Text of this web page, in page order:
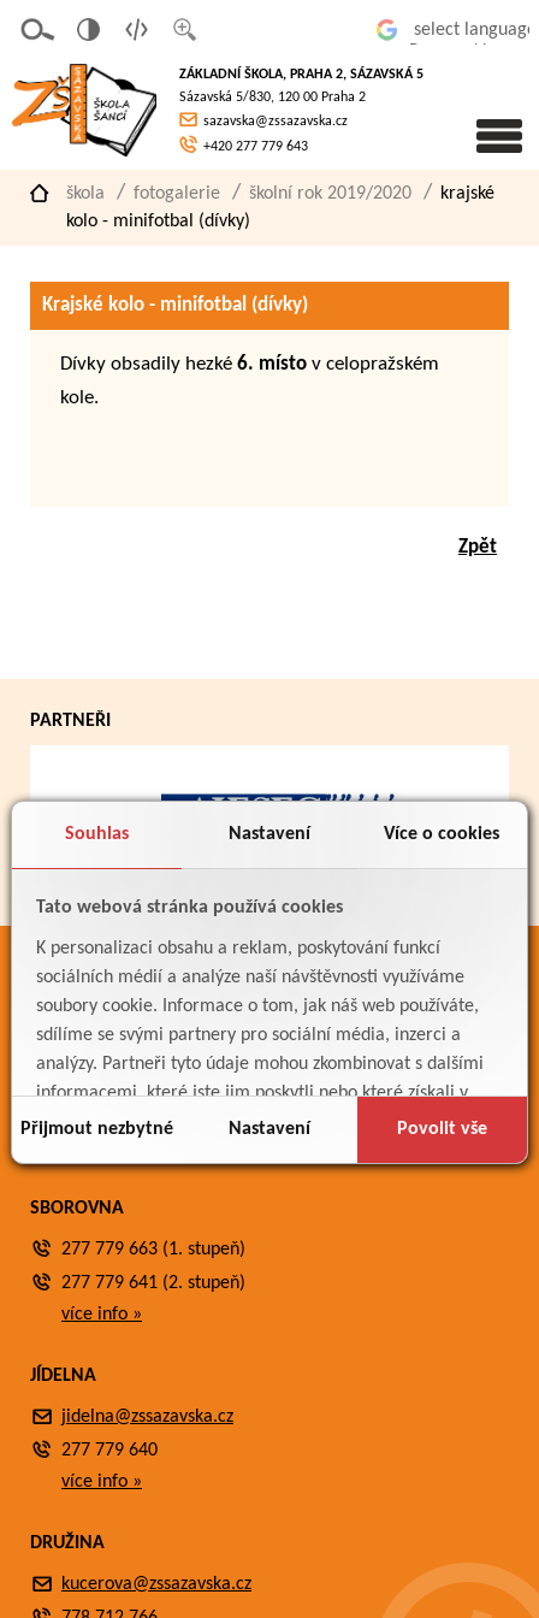
Souhlas Nastavení Více o cookies
Tato webová stránka používá cookies
K personalizaci obsahu a reklam, poskytování funkcí
sociálních médií a analýze naší návštěvnosti využíváme
soubory cookie. Informace o tom, jak náš web používáte,
sdílíme se svými partnery pro sociální média, inzerci a
analýzy. Partneři tyto údaje mohou zkombinovat s dalšími
informacemi, které jste jim poskytli nebo které získali v
důsledku toho, že používáte jejich služby.
Přijmout nezbytné Nastavení Povolit vše
písmo
á
verze
pro
slaboz
raké
ZÁKLADNÍ ŠKOLA, PRAHA 2, SÁZAVSKÁ 5
Sázavská 5/830, 120 00 Praha 2
sazavska@zssazavska.cz
+420 277 779 643
škola fotogalerie školní rok 2019/2020
krajské
kolo - minifotbal (dívky)
Krajské kolo - minifotbal (dívky)
Dívky obsadily hezké 6. místo v celopražském
kole.
Zpět
PARTNEŘI
ODKAZY
Bakaláři
Jídelníček
Meteostanice
SBOROVNA
277 779 663 (1. stupeň)
277 779 641 (2. stupeň)
více info »
JÍDELNA
jidelna@zssazavska.cz
277 779 640
více info »
DRUŽINA
kucerova@zssazavska.cz